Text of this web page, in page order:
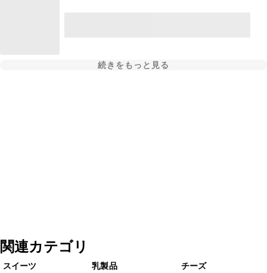
続きをもっと見る
関連カテゴリ
スイーツ 乳製品 チーズ